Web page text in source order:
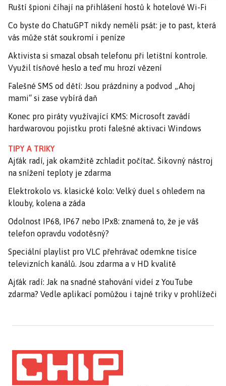
Ruští špioni číhají na přihlášení hostů k hotelové Wi-Fi
Co byste do ChatuGPT nikdy neměli psát: je to past, která
vás může stát soukromí i peníze
Aktivista si smazal obsah telefonu při letištní kontrole.
Využil tísňové heslo a teď mu hrozí vězení
Falešné SMS od dětí: Jsou prázdniny a podvod „Ahoj
mami“ si zase vybírá daň
Konec pro piráty využívající KMS: Microsoft zavádí
hardwarovou pojistku proti falešné aktivaci Windows
TIPY A TRIKY
Ajťák radí, jak okamžitě zchladit počítač. Šikovný nástroj
na snížení teploty je zdarma
Elektrokolo vs. klasické kolo: Velký duel s ohledem na
klouby, kolena a záda
Odolnost IP68, IP67 nebo IPx8: znamená to, že je váš
telefon opravdu vodotěsný?
Speciální playlist pro VLC přehrávač odemkne tisíce
televizních kanálů. Jsou zdarma a v HD kvalitě
Ajťák radí: Jak na snadné stahování videí z YouTube
zdarma? Vedle aplikací pomůžou i tajné triky v prohlížeči